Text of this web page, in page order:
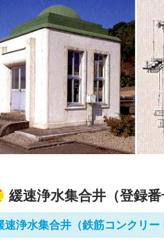
緩速浄水集合井（登録
速浄水集合井（鉄筋コンクリー